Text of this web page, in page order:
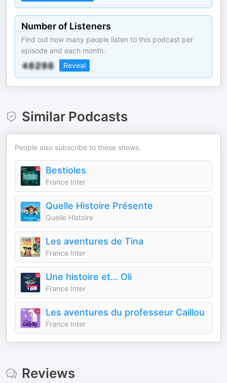
Number of Listeners
Find out how many people listen to this podcast per
episode and each month.
Reveal
Similar Podcasts
People also subscribe to these shows.
Bestioles
France Inter
Quelle Histoire Présente
Quelle Histoire
Les aventures de Tina
France Inter
Une histoire et... Oli
France Inter
Les aventures du professeur Caillou
France Inter
Reviews